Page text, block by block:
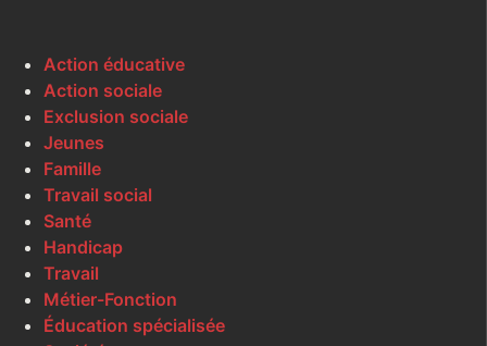
Action éducative
Action sociale
Exclusion sociale
Jeunes
Famille
Travail social
Santé
Handicap
Travail
Métier-Fonction
Éducation spécialisée